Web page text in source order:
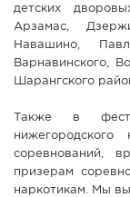
детских
Арзамас,
Навашино,
Варнавинского,
Шарангского
Также в
нижегородского
соревнований,
призерам
наркотикам. Мы